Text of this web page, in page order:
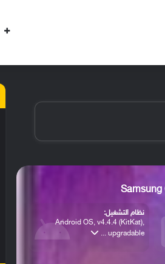
نظام التشغيل:
Android OS, v4.4.4 (KitKat),
upgradable ...